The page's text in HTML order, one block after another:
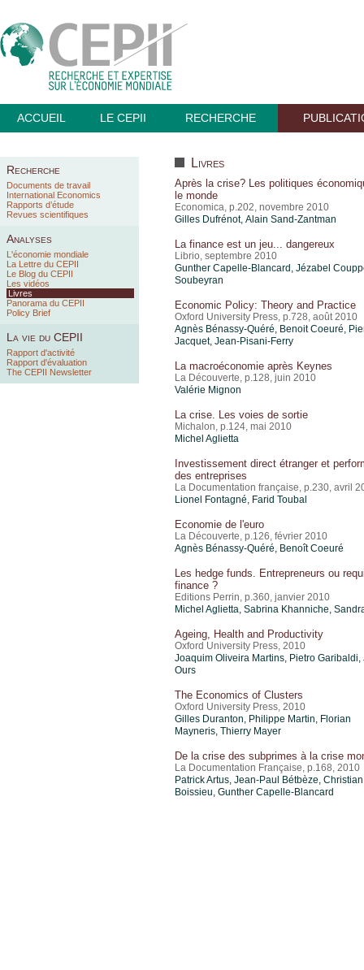
ACCUEIL LE CEPII RECHERCHE
Recherche
Documents de travail
International Economics
Rapports d’étude
Revues scientifiques
Analyses
L'économie mondiale
La Lettre du CEPII
Le Blog du CEPII
Les vidéos
Livres
Panorama du CEPII
Policy Brief
La vie du CEPII
Rapport d'activité
Rapport d'évaluation
The CEPII Newsletter
Livres
Après la crise? Les politiques
le monde
Economica, p.202, novembre 2010
Gilles Dufrénot, Alain Sand-Zantman
La finance est un jeu... dangereux
Librio, septembre 2010
Gunther Capelle-Blancard, Jézabel
Soubeyran
Economic Policy: Theory and Practice
Oxford University Press, p.728, août 2010
Agnès Bénassy-Quéré, Benoit Coeuré,
Jacquet, Jean-Pisani-Ferry
La macroéconomie après Keynes
La Découverte, p.128, juin 2010
Valérie Mignon
La crise. Les voies de sortie
Michalon, p.124, mai 2010
Michel Aglietta
Investissement direct étranger et
des entreprises
La Documentation française, p.230, avril
Lionel Fontagné, Farid Toubal
Economie de l'euro
La Découverte, p.126, février 2010
Agnès Bénassy-Quéré, Benoît Coeuré
Les hedge funds. Entrepreneurs ou
finance ?
Editions Perrin, p.360, janvier 2010
Michel Aglietta, Sabrina Khanniche,
Ageing, Health and Productivity
Oxford University Press, 2010
Joaquim Oliveira Martins, Pietro Garibaldi,
Ours
The Economics of Clusters
Oxford University Press, 2010
Gilles Duranton, Philippe Martin, Florian
Mayneris, Thierry Mayer
De la crise des subprimes à la crise
La Documentation Française, p.168, 2010
Patrick Artus, Jean-Paul Bétbèze,
Boissieu, Gunther Capelle-Blancard